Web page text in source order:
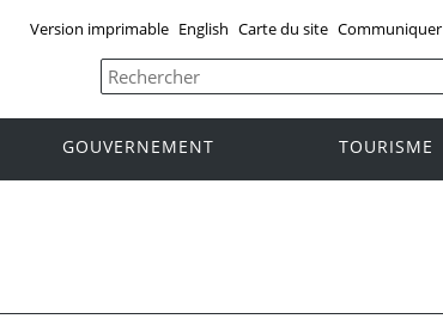
Version imprimable English Carte du site
GOUVERNEMENT TOURISME